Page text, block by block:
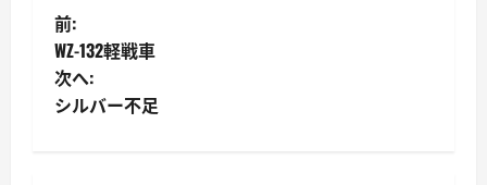
投
稿
ナ
前:
WZ-132軽戦車
次へ:
シルバー不足